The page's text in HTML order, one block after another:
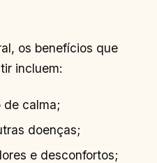
os benefícios que
incluem:
de calma;
doenças;
e desconfortos;